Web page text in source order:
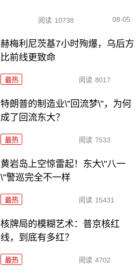
阅读 10738 08-05
赫梅利尼茨基7小时殉爆，乌后方
比前线更致命
最热 阅读 8017
特朗普的制造业\"回流梦\"，为何
成了回流东大？
最热 阅读 7533
黄岩岛上空惊雷起！东大\"八一
\"警巡完全不一样
最热 阅读 15431
核牌局的模糊艺术：普京核红
线，到底有多红？
最热 阅读 4702